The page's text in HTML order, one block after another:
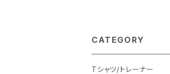
CATEGORY
Tシャツ/トレーナー